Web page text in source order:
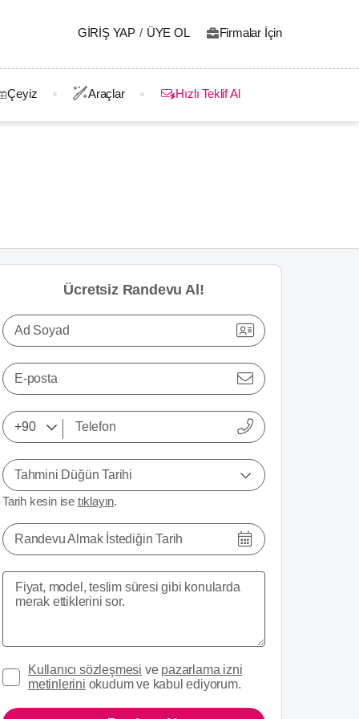
GIRIŞ YAP / ÜYE OL Firmalar İçin
Çeyiz Araçlar Hızlı Teklif Al
Ücretsiz Randevu Al!
Ad Soyad
E-posta
Tahmini Düğün Tarihi
Tarih kesin ise tıklayın.
Randevu Almak İstediğin Tarih
Kullanıcı sözleşmesi ve pazarlama izni
metinlerini okudum ve kabul ediyorum.